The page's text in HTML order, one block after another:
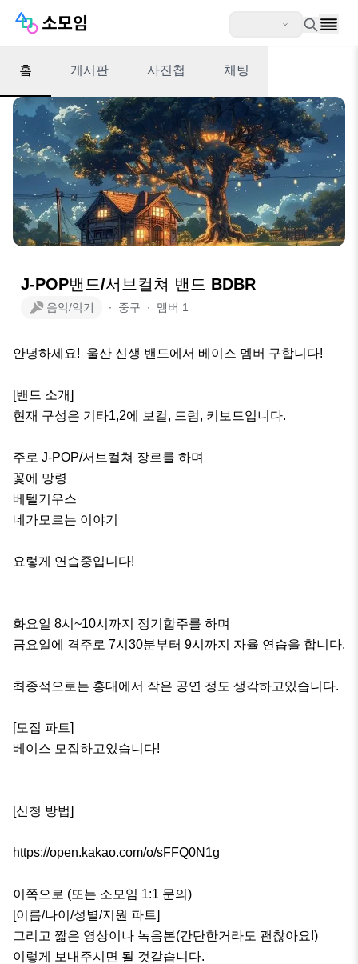
홈 게시판 사진첩 채팅
J-POP밴드/서브컬쳐 밴드 BDBR
음악/악기 ∙ 중구 ∙ 멤버 1
안녕하세요!  울산 신생 밴드에서 베이스 멤버 구합니다!
[밴드 소개]
현재 구성은 기타1,2에 보컬, 드럼, 키보드입니다.
주로 J-POP/서브컬쳐 장르를 하며
꽃에 망령
베텔기우스
네가모르는 이야기
요렇게 연습중입니다!
화요일 8시~10시까지 정기합주를 하며
금요일에 격주로 7시30분부터 9시까지 자율 연습을 합니다.
최종적으로는 홍대에서 작은 공연 정도 생각하고있습니다.
[모집 파트]
베이스 모집하고있습니다!
[신청 방법]
https://open.kakao.com/o/sFFQ0N1g
이쪽으로 (또는 소모임 1:1 문의)
[이름/나이/성별/지원 파트]
그리고 짧은 영상이나 녹음본(간단한거라도 괜찮아요!)
이렇게 보내주시면 될 것같습니다.